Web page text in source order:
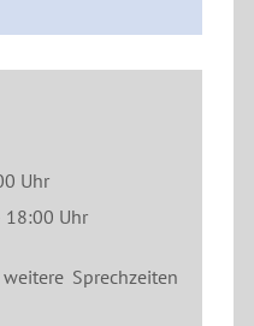
Uhr
18:00 Uhr
Sprechzeiten